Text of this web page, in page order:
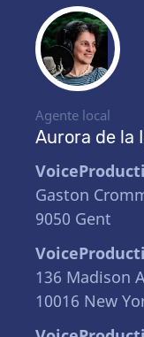
Agente local
Aurora de la
Gaston
9050 Gent
136 Madison
10016 New